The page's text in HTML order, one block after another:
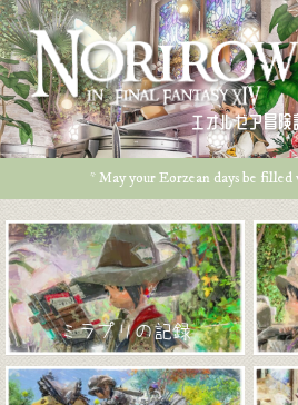
エオルゼア冒険
* May your Eorzean days be filled
ミラプリの記録